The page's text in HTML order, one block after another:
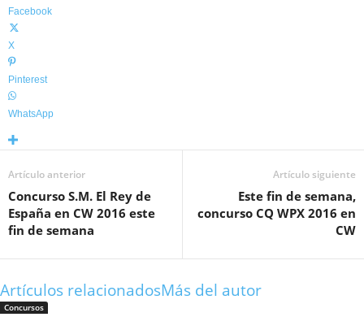
Facebook
X
Pinterest
WhatsApp
Artículo anterior
Concurso S.M. El Rey de
España en CW 2016 este
fin de semana
Artículo siguiente
Este fin de semana,
concurso CQ WPX 2016 en
CW
Artículos relacionadosMás del autor
Concursos